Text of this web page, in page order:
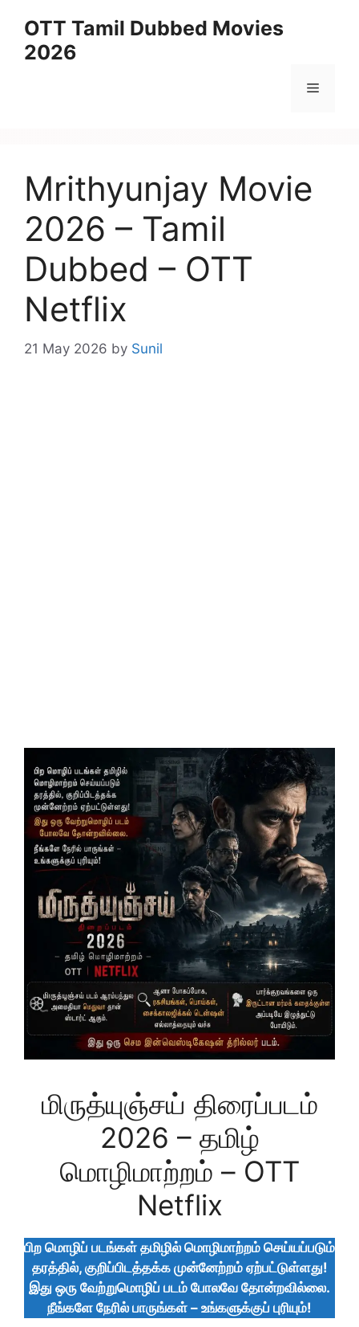
content
OTT Tamil Dubbed Movies
2026
Menu
Mrithyunjay Movie
2026 – Tamil
Dubbed – OTT
Netflix
21 May 2026 by Sunil
மிருத்யுஞ்சய் திரைப்படம்
2026 – தமிழ்
மொழிமாற்றம் – OTT
Netflix
பிற மொழிப் படங்கள் தமிழில் மொழிமாற்றம் செய்யப்படும்
தரத்தில், குறிப்பிடத்தக்க முன்னேற்றம் ஏற்பட்டுள்ளது!
இது ஒரு வேற்றுமொழிப் படம் போலவே தோன்றவில்லை.
நீங்களே நேரில் பாருங்கள் – உங்களுக்குப் புரியும்!